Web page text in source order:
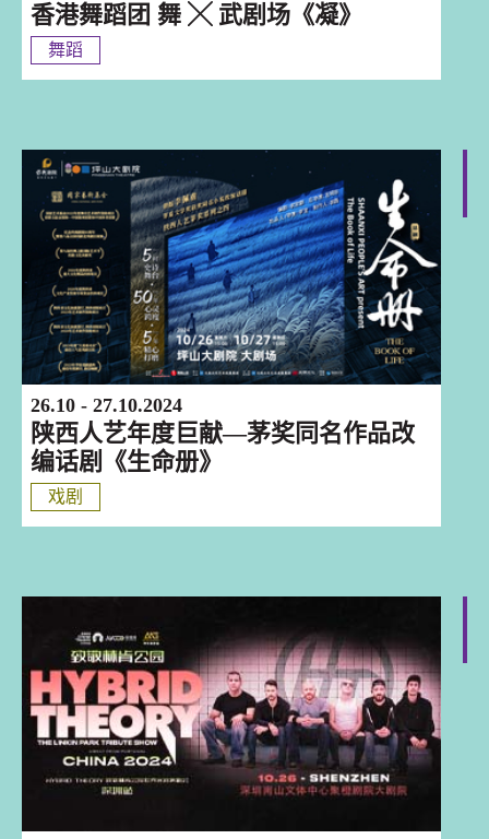
香港舞蹈团 舞 ╳ 武剧场《凝》
舞蹈
26.10 - 27.10.2024
陕西人艺年度巨献—茅奖同名作品改
编话剧《生命册》
戏剧